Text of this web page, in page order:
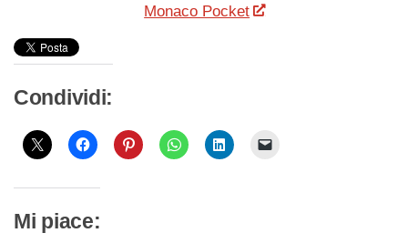
Monaco Pocket
Condividi:
Mi piace: